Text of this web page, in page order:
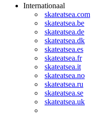
Internationaal
skateatsea.com
skateatsea.be
skateatsea.de
skateatsea.dk
skateatsea.es
skateatsea.fr
skateatsea.it
skateatsea.no
skateatsea.ru
skateatsea.se
skateatsea.uk